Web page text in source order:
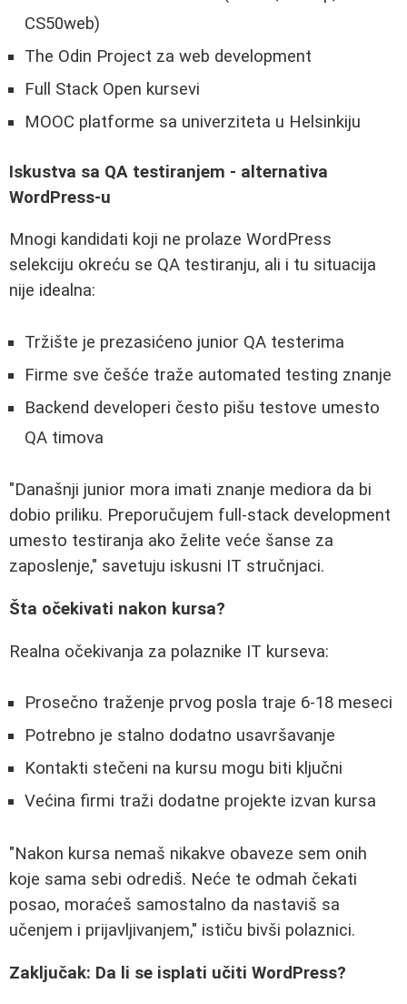
CS50web)
The Odin Project za web development
Full Stack Open kursevi
MOOC platforme sa univerziteta u Helsinkiju
Iskustva sa QA testiranjem - alternativa
WordPress-u
Mnogi kandidati koji ne prolaze WordPress
selekciju okreću se QA testiranju, ali i tu situacija
nije idealna:
Tržište je prezasićeno junior QA testerima
Firme sve češće traže automated testing znanje
Backend developeri često pišu testove umesto
QA timova
"Današnji junior mora imati znanje mediora da bi
dobio priliku. Preporučujem full-stack development
umesto testiranja ako želite veće šanse za
zaposlenje," savetuju iskusni IT stručnjaci.
Šta očekivati nakon kursa?
Realna očekivanja za polaznike IT kurseva:
Prosečno traženje prvog posla traje 6-18 meseci
Potrebno je stalno dodatno usavršavanje
Kontakti stečeni na kursu mogu biti ključni
Većina firmi traži dodatne projekte izvan kursa
"Nakon kursa nemaš nikakve obaveze sem onih
koje sama sebi odrediš. Neće te odmah čekati
posao, moraćeš samostalno da nastaviš sa
učenjem i prijavljivanjem," ističu bivši polaznici.
Zaključak: Da li se isplati učiti WordPress?